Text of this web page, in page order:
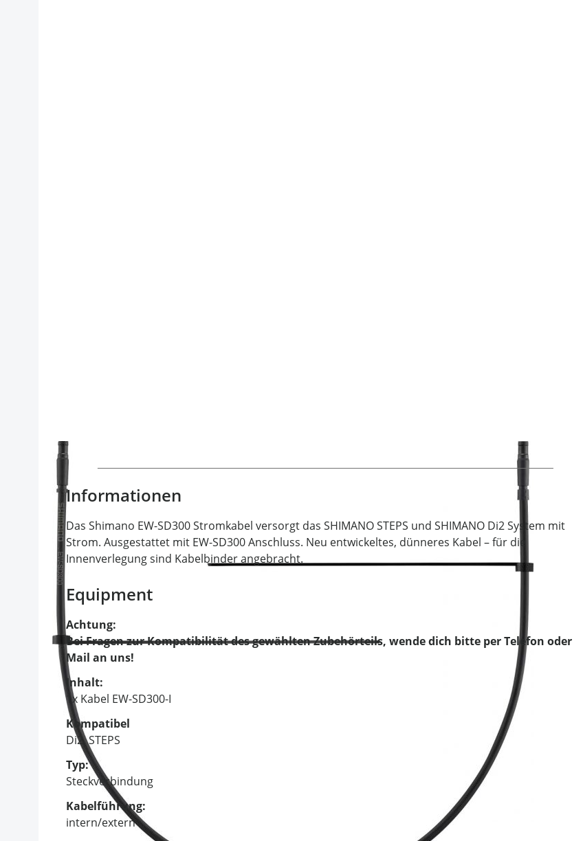
Informationen
Das Shimano EW-SD300 Stromkabel versorgt das SHIMANO STEPS und SHIMANO Di2 System mit
Strom. Ausgestattet mit EW-SD300 Anschluss. Neu entwickeltes, dünneres Kabel – für die
Innenverlegung sind Kabelbinder angebracht.
Equipment
Achtung:
Bei Fragen zur Kompatibilität des gewählten Zubehörteils, wende dich bitte per Telefon oder
Mail an uns!
Inhalt:
1x Kabel EW-SD300-I
Kompatibel
Di2, STEPS
Typ:
Steckverbindung
Kabelführung:
intern/extern